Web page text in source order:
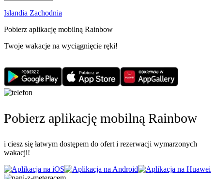
Islandia Zachodnia
Pobierz aplikację mobilną Rainbow
Twoje wakacje na wyciągnięcie ręki!
Pobierz aplikację mobilną Rainbow
i ciesz się łatwym dostępem do ofert i rezerwacji wymarzonych
wakacji!